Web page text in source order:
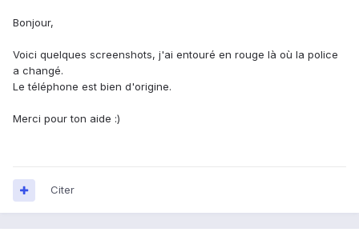
Bonjour,
Voici quelques screenshots, j'ai entouré en rouge là où la police
a changé.
Le téléphone est bien d'origine.
Merci pour ton aide :)
Citer